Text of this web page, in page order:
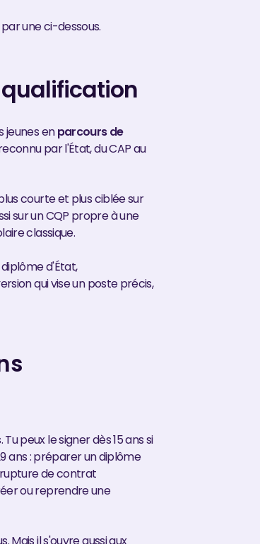
une ci-dessous.
qualification
jeunes enparcours de
par l'État, du CAP au
courte et plus ciblée sur
sur un CQP propre à une
classique.
d'État,
qui vise un poste précis,
peux le signer dès 15 ans si
ans : préparer un diplôme
de contrat
ou reprendre une